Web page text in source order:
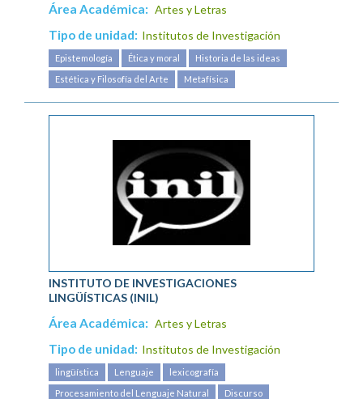
Área Académica: Artes y Letras
Tipo de unidad: Institutos de Investigación
Epistemología Ética y moral
Historia de las ideas
Estética y Filosofía del Arte
Metafísica
INSTITUTO DE INVESTIGACIONES
LINGÜÍSTICAS (INIL)
Área Académica: Artes y Letras
Tipo de unidad: Institutos de Investigación
lingüística Lenguaje
lexicografía
Procesamiento del Lenguaje Natural
Discurso